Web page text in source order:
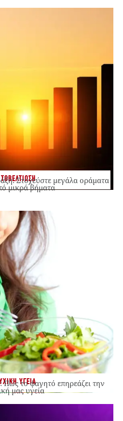
Στοχεύστε μεγάλα οράματα
μικρά βήματα
ΥΓΕΙΑ
Πώς το φαγητό επηρεάζει την
μας υγεία